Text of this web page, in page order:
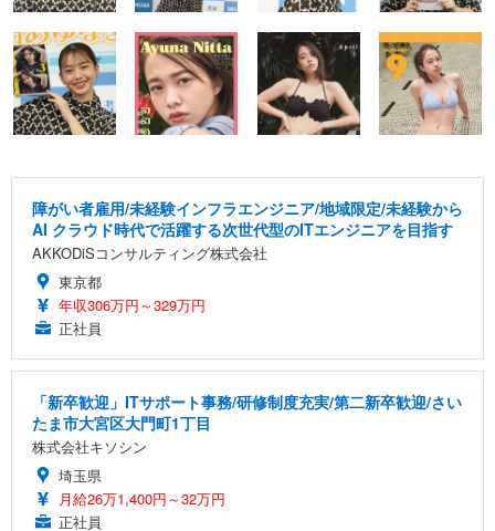
障がい者雇用/未経験インフラエンジニア/地域限定/未経験から
AI クラウド時代で活躍する次世代型のITエンジニアを目指す
AKKODiSコンサルティング株式会社
東京都
年収306万円～329万円
正社員
「新卒歓迎」ITサポート事務/研修制度充実/第二新卒歓迎/さい
たま市大宮区大門町1丁目
株式会社キソシン
埼玉県
月給26万1,400円～32万円
正社員